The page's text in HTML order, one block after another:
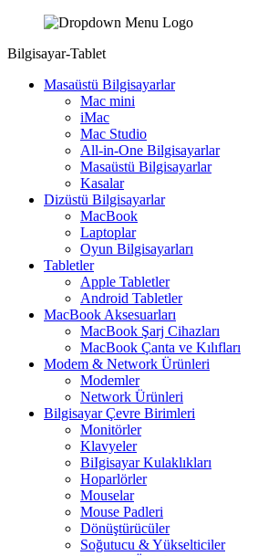
Bilgisayar-Tablet
Masaüstü Bilgisayarlar
Mac mini
iMac
Mac Studio
All-in-One Bilgisayarlar
Masaüstü Bilgisayarlar
Kasalar
Dizüstü Bilgisayarlar
MacBook
Laptoplar
Oyun Bilgisayarları
Tabletler
Apple Tabletler
Android Tabletler
MacBook Aksesuarları
MacBook Şarj Cihazları
MacBook Çanta ve Kılıfları
Modem & Network Ürünleri
Modemler
Network Ürünleri
Bilgisayar Çevre Birimleri
Monitörler
Klavyeler
BiIgisayar Kulaklıkları
Hoparlörler
Mouselar
Mouse Padleri
Dönüştürücüler
Soğutucu & Yükselticiler